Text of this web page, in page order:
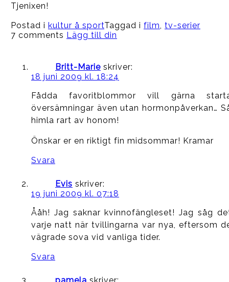
Tjenixen!
Postad i kultur å sportTaggad i film, tv-serier
7 comments Lägg till din
Britt-Marie skriver:
18 juni 2009 kl. 18:24
Fådda favoritblommor vill gärna
översämningar även utan hormonpåverkan…
himla rart av honom!
Önskar er en riktigt fin midsommar! Kramar
Svara
Evis skriver:
19 juni 2009 kl. 07:18
Ååh! Jag saknar kvinnofängleset! Jag såg
varje natt när tvillingarna var nya, eftersom
vägrade sova vid vanliga tider.
Svara